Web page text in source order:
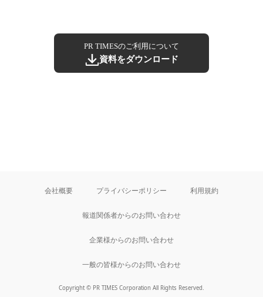
PR TIMESのご利用について
資料をダウンロード
会社概要 プライバシーポリシー 利用規約
報道関係者からのお問い合わせ
企業様からのお問い合わせ
一般の皆様からのお問い合わせ
Copyright © PR TIMES Corporation All Rights Reserved.